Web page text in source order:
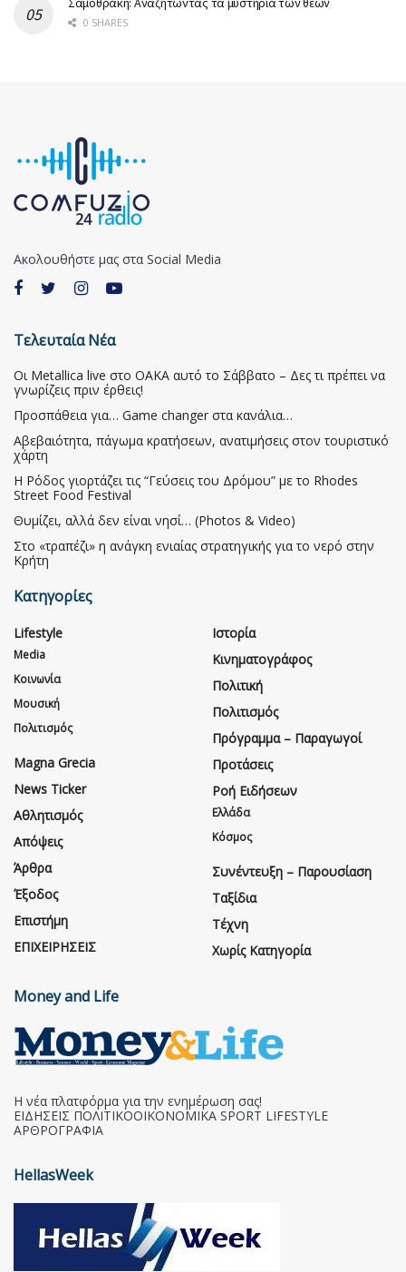
0 SHARES
Ακολουθήστε μας στα Social Media
Τελευταία Νέα
Οι Metallica live στο ΟΑΚΑ αυτό το Σάββατο – Δες τι πρέπει να
γνωρίζεις πριν έρθεις!
Προσπάθεια για… Game changer στα κανάλια…
Αβεβαιότητα, πάγωμα κρατήσεων, ανατιμήσεις στον τουριστικό
χάρτη
Η Ρόδος γιορτάζει τις “Γεύσεις του Δρόμου” με το Rhodes
Street Food Festival
Θυμίζει, αλλά δεν είναι νησί… (Photos & Video)
Στο «τραπέζι» η ανάγκη ενιαίας στρατηγικής για το νερό στην
Κρήτη
Κατηγορίες
Lifestyle
Media
Κοινωνία
Μουσική
Πολιτισμός
Magna Grecia
News Ticker
Αθλητισμός
Απόψεις
Άρθρα
Έξοδος
Επιστήμη
ΕΠΙΧΕΙΡΗΣΕΙΣ
Ιστορία
Κινηματογράφος
Πολιτική
Πολιτισμός
Πρόγραμμα – Παραγωγοί
Προτάσεις
Ροή Ειδήσεων
Ελλάδα
Κόσμος
Συνέντευξη – Παρουσίαση
Ταξίδια
Τέχνη
Χωρίς Κατηγορία
Money and Life
Η νέα πλατφόρμα για την ενημέρωση σας!
ΕΙΔΗΣΕΙΣ ΠΟΛΙΤΙΚΟΟΙΚΟΝΟΜΙΚΑ SPORT LIFESTYLE
ΑΡΘΡΟΓΡΑΦΙΑ
HellasWeek